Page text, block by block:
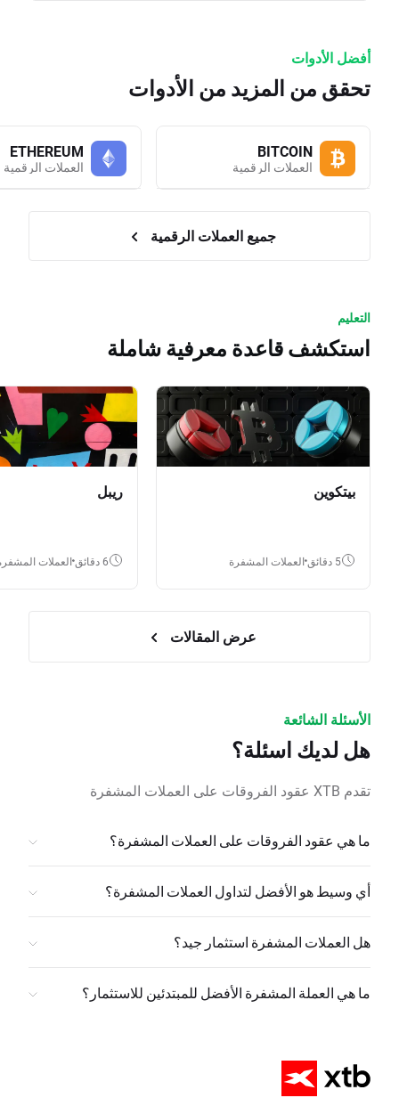
أفضل الأدوات
تحقق من المزيد من الأدوات
BITCOIN
العملات الرقمية
ETHEREUM
العملات الرقمية
جميع العملات الرقمية
التعليم
استكشف قاعدة معرفية شاملة
بيتكوين
5 دقائق العملات المشفرة
ريبل
6 دقائق العملات
عرض المقالات
الأسئلة الشائعة
هل لديك اسئلة؟
تقدم XTB عقود الفروقات على العملات المشفرة
ما هي عقود الفروقات على العملات المشفرة؟
أي وسيط هو الأفضل لتداول العملات المشفرة؟
هل العملات المشفرة استثمار جيد؟
ما هي العملة المشفرة الأفضل للمبتدئين للاستثمار؟